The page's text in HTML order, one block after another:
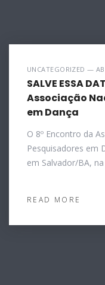
UNCATEGORIZED —
SALVE ESSA
Associação
em Dança
O 8º Encontro da
Pesquisadores em
em Salvador/BA,
READ MORE